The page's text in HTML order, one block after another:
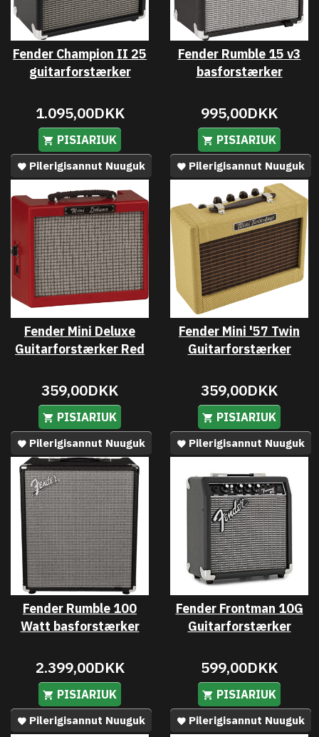
Fender Champion II 25
guitarforstærker
1.095,00DKK
PISIARIUK
Pilerigisannut Nuuguk
Fender Rumble 15 v3
basforstærker
995,00DKK
PISIARIUK
Pilerigisannut Nuuguk
Fender Mini Deluxe
Guitarforstærker Red
359,00DKK
PISIARIUK
Pilerigisannut Nuuguk
Fender Mini '57 Twin
Guitarforstærker
359,00DKK
PISIARIUK
Pilerigisannut Nuuguk
Fender Rumble 100
Watt basforstærker
2.399,00DKK
PISIARIUK
Pilerigisannut Nuuguk
Fender Frontman 10G
Guitarforstærker
599,00DKK
PISIARIUK
Pilerigisannut Nuuguk